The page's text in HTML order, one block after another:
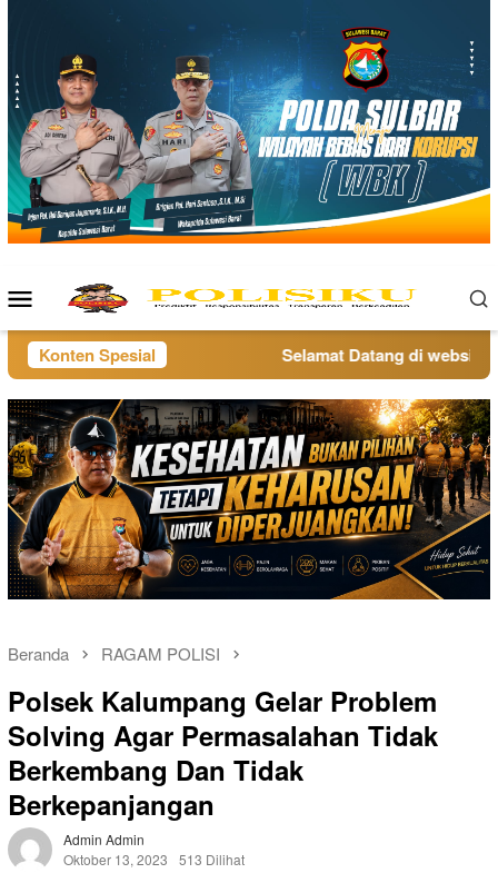
Menu
Mobile
Konten Spesial Selamat Datang di website
Beranda RAGAM POLISI
Polsek Kalumpang Gelar Problem
Solving Agar Permasalahan Tidak
Berkembang Dan Tidak
Berkepanjangan
Admin Admin
Oktober 13, 2023
513 Dilihat